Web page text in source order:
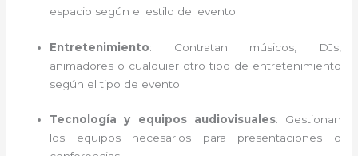
espacio según el estilo del evento.
Entretenimiento: Contratan músicos, DJs,
animadores o cualquier otro tipo de entretenimiento
según el tipo de evento.
Tecnología y equipos audiovisuales: Gestionan
los equipos necesarios para presentaciones o